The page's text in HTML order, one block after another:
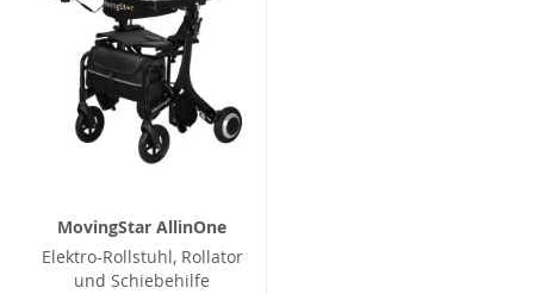
MovingStar AllinOne
Elektro-Rollstuhl, Rollator
und Schiebehilfe